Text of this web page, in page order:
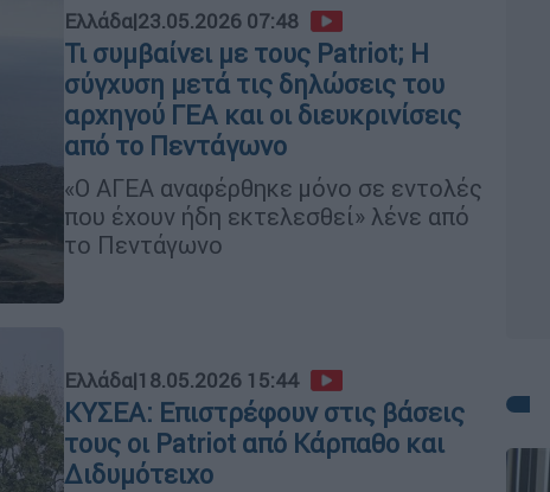
Ελλάδα|23.05.2026 07:48
Τι συμβαίνει με τους Patriot; Η
σύγχυση μετά τις δηλώσεις του
αρχηγού ΓΕΑ και οι διευκρινίσεις
από το Πεντάγωνο
«Ο ΑΓΕΑ αναφέρθηκε μόνο σε εντολές
που έχουν ήδη εκτελεσθεί» λένε από
το Πεντάγωνο
Ελλάδα|18.05.2026 15:44
ΚΥΣΕΑ: Επιστρέφουν στις βάσεις
τους οι Patriot από Κάρπαθο και
Διδυμότειχο